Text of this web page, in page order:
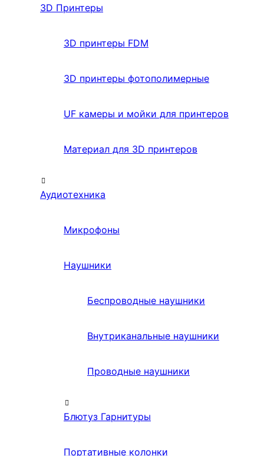
3D Принтеры
3D принтеры FDM
3D принтеры фотополимерные
UF камеры и мойки для принтеров
Материал для 3D принтеров
Аудиотехника
Микрофоны
Наушники
Беспроводные наушники
Внутриканальные наушники
Проводные наушники
Блютуз Гарнитуры
Портативные колонки